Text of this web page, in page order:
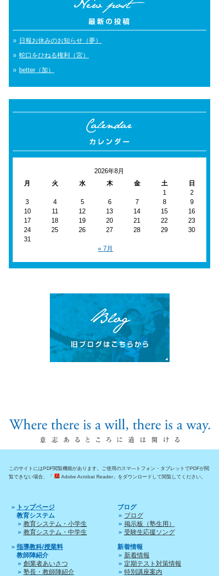
日報お休みのお知らせ（夢）
蛇口をひねる権利（宮）
better（加）
2026年8月
月
火 水 木 金 土
日
1
2
3
4 5 6 7 8
9
10
11 12 13 14 15
16
17
18 19 20 21 22
23
24
25 26 27 28 29
30
31
« 7月
このサイトにはPDF閲覧機能があります。ご使用のスマ―トフォン・タブレットでPDFが閲
覧できない場合、「
Adobe Acrobat Reader」をダウンロードして閲覧してください。
トップページ
教育システム
教育システム・小学生
教育システム・中学生
指導教科/授業料
教師陣紹介
創業者あいさつ
塾長・教師陣紹介
ブログ
ブログ
掲示板（塾生用）
受験生応援ソング
新着情報
新着情報
定期テスト対策情報
特別講座案内